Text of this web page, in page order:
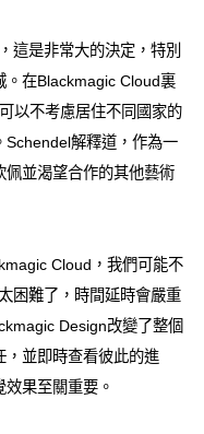
這是非常大的決定，特別
。在Blackmagic Cloud裏
以不考慮居住不同國家的
Schendel解釋道，作為一
並渴望合作的其他藝術
Cloud，我們可能不
困難了，時間延時會嚴重
Design改變了整個
，並即時查看彼此的進
果至關重要。